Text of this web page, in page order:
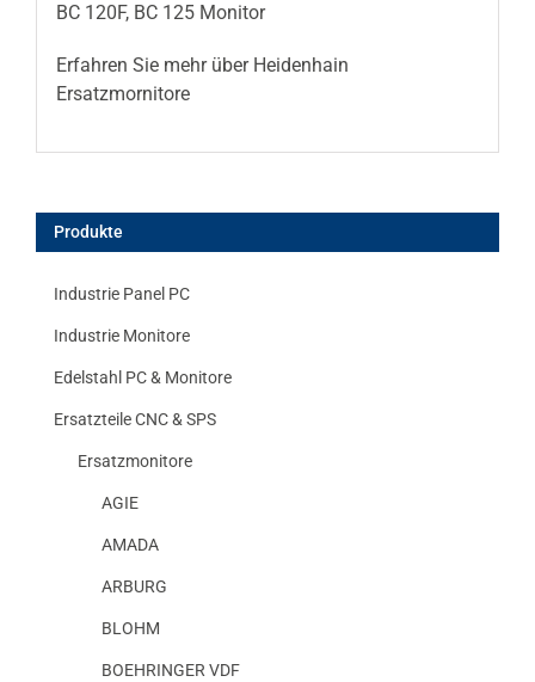
BC 120F, BC 125 Monitor
Erfahren Sie mehr über Heidenhain
Ersatzmornitore
Produkte
Industrie Panel PC
Industrie Monitore
Edelstahl PC & Monitore
Ersatzteile CNC & SPS
Ersatzmonitore
AGIE
AMADA
ARBURG
BLOHM
BOEHRINGER VDF